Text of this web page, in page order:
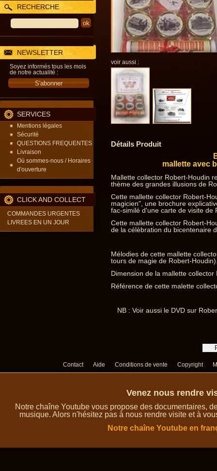
RECHERCHE
NEWSLETTER
Soyez informés tous les mois
de notre actualité :
SERVICES
Mentions légales
Sécurité
QUESTIONS FREQUENTES
Livraison
Où sommes-nous / Horaires
d'ouverture
CLICK AND COLLECT
COMMANDES URGENTES
LIVREES EN UN JOUR
voir aussi :
Détails Produit
mallette avec
Mallette collector Robert-Houdin
thème des grandes illusions de
Cette mallette collector Robert-
magicien", une brochure
fac-similé d'une carte de visite de
Cette mallette collector Robert-
de la célèbration du bicentenaire
Mélodies de cette mallette
tours de magie de Robert-
Dimension de la mallette
Référence de cette malette
NB : Voir aussi le DVD sur
Contact Aide Conditions de vente Copyright
Venez nous rendre
Notre chaîne Youtube vous propose des documentaires,
musique. Alors n'hésitez pas à nous rendre visite et à
Notre chaîne Youtube en